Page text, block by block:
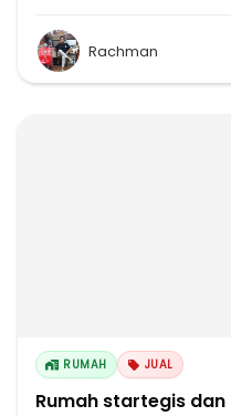
Rachman
RUMAH JUAL
Rumah startegis